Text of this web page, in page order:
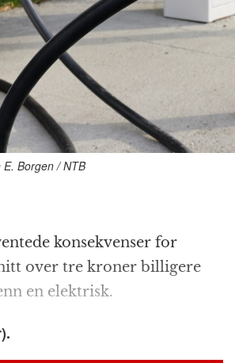
Borgen / NTB
konsekvenser for
over tre kroner billigere
en elektrisk.